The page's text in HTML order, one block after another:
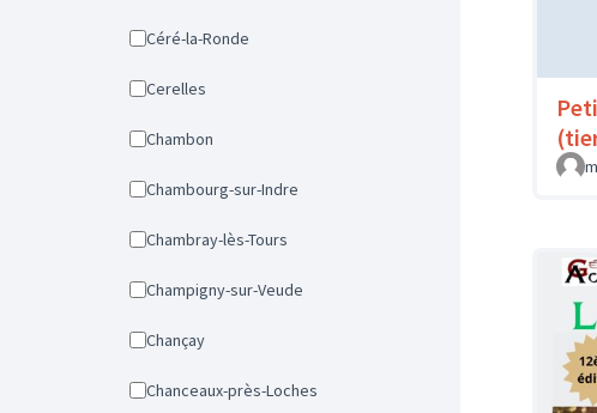
Céré-la-Ronde
Cerelles
Chambon
Chambourg-sur-Indre
Chambray-lès-Tours
Champigny-sur-Veude
Chançay
Chanceaux-près-Loches